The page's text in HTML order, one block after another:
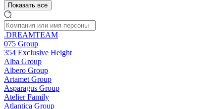
Показать все
.DREAMTEAM
075 Group
354 Exclusive Height
Alba Group
Albero Group
Artamet Group
Asparagus Group
Atelier Family
Atlantica Group